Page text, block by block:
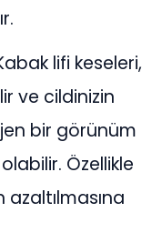
lifi keseleri,
ve cildinizin
bir görünüm
Özellikle